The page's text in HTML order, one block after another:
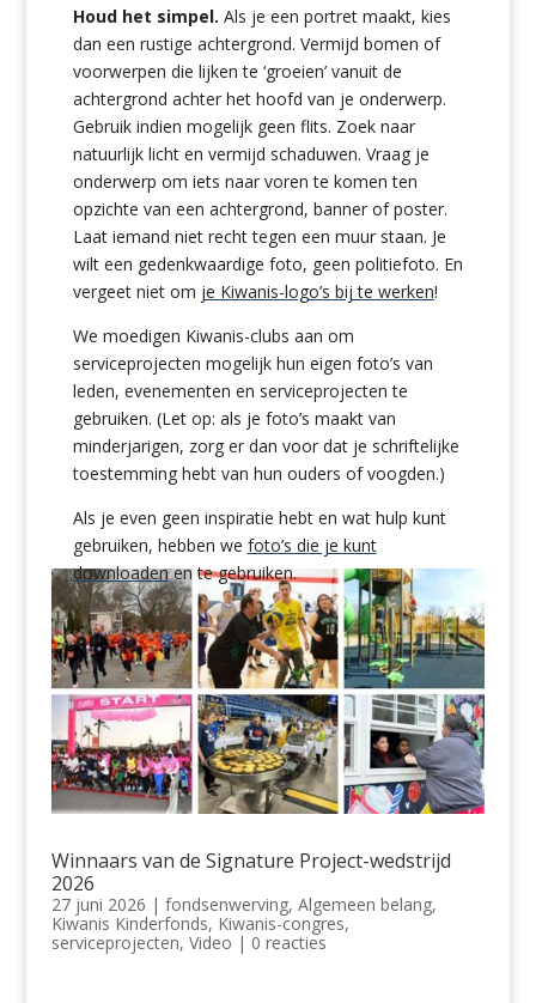
Houd het simpel. Als je een portret maakt, kies
dan een rustige achtergrond. Vermijd bomen of
voorwerpen die lijken te ‘groeien’ vanuit de
achtergrond achter het hoofd van je onderwerp.
Gebruik indien mogelijk geen flits. Zoek naar
natuurlijk licht en vermijd schaduwen. Vraag je
onderwerp om iets naar voren te komen ten
opzichte van een achtergrond, banner of poster.
Laat iemand niet recht tegen een muur staan. Je
wilt een gedenkwaardige foto, geen politiefoto. En
vergeet niet om je Kiwanis-logo’s bij te werken!
We moedigen Kiwanis-clubs aan om
serviceprojecten mogelijk hun eigen foto’s van
leden, evenementen en serviceprojecten te
gebruiken. (Let op: als je foto’s maakt van
minderjarigen, zorg er dan voor dat je schriftelijke
toestemming hebt van hun ouders of voogden.)
Als je even geen inspiratie hebt en wat hulp kunt
gebruiken, hebben we foto’s die je kunt
downloadenen te gebruiken.
Winnaars van de Signature Project-wedstrijd
2026
27 juni 2026 | fondsenwerving, Algemeen belang,
Kiwanis Kinderfonds, Kiwanis-congres,
serviceprojecten, Video | 0 reacties